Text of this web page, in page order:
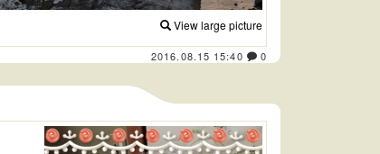
View large picture
2016.08.15 15:40 0